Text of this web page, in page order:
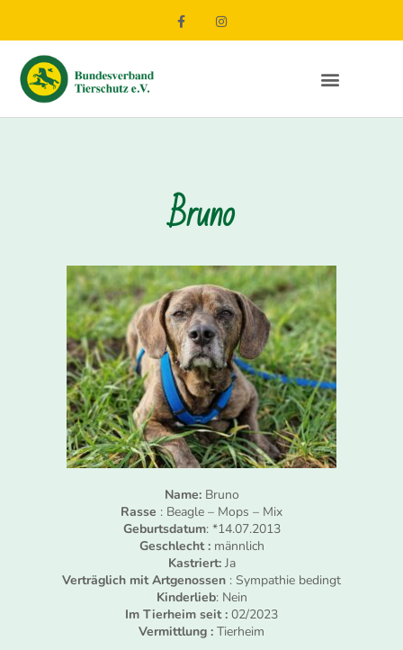
Bruno
Name: Bruno
Rasse : Beagle – Mops – Mix
Geburtsdatum: *14.07.2013
Geschlecht :männlich
Kastriert: Ja
Verträglich mit Artgenossen : Sympathie bedingt
Kinderlieb: Nein
Im Tierheim seit : 02/2023
Vermittlung : Tierheim